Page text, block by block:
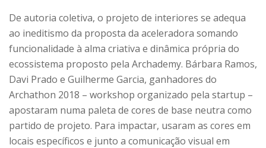
De autoria coletiva, o projeto de interiores se adequa
ao ineditismo da proposta da aceleradora somando
funcionalidade à alma criativa e dinâmica própria do
ecossistema proposto pela Archademy. Bárbara Ramos,
Davi Prado e Guilherme Garcia, ganhadores do
Archathon 2018 – workshop organizado pela startup –
apostaram numa paleta de cores de base neutra como
partido de projeto. Para impactar, usaram as cores em
locais específicos e junto a comunicação visual em